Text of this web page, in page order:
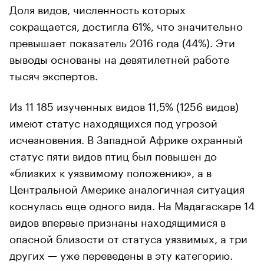
Доля видов, численность которых
сокращается, достигла 61%, что значительно
превышает показатель 2016 года (44%). Эти
выводы основаны на девятилетней работе
тысяч экспертов.
Из 11 185 изученных видов 11,5% (1256 видов)
имеют статус находящихся под угрозой
исчезновения. В Западной Африке охранный
статус пяти видов птиц был повышен до
«близких к уязвимому положению», а в
Центральной Америке аналогичная ситуация
коснулась еще одного вида. На Мадагаскаре 14
видов впервые признаны находящимися в
опасной близости от статуса уязвимых, а три
других — уже переведены в эту категорию.